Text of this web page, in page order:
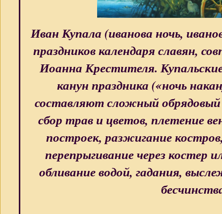
Иван Купала (иванова ночь,
праздников календаря славян,
Иоанна Крестителя.
канун праздника («ночь
составляют сложный
сбор трав и цветов, плетение
построек, разжигание
перепрыгивание через костер
обливание водой, гадания,